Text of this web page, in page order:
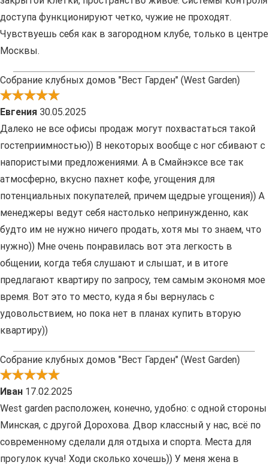
доступа функционируют четко, чужие не проходят.
Чувствуешь себя как в загородном клубе, только в центре
Москвы.
Собрание клубных домов "Вест Гарден" (West Garden)
Евгения 30.05.2025
Далеко не все офисы продаж могут похвастаться такой
гостеприимностью)) В некоторых вообще с ног сбивают с
напористыми предложениями. А в Смайнэксе все так
атмосферно, вкусно пахнет кофе, угощения для
потенциальных покупателей, причем щедрые угощения)) А
менеджеры ведут себя настолько непринужденно, как
будто им не нужно ничего продать, хотя мы то знаем, что
нужно)) Мне очень понравилась вот эта легкость в
общении, когда тебя слушают и слышат, и в итоге
предлагают квартиру по запросу, тем самым экономя мое
время. Вот это то место, куда я бы вернулась с
удовольствием, но пока нет в планах купить вторую
квартиру))
Собрание клубных домов "Вест Гарден" (West Garden)
Иван 17.02.2025
West garden расположен, конечно, удобно: с одной стороны
Минская, с другой Дорохова. Двор классный у нас, всё по
современному сделали для отдыха и спорта. Места для
прогулок куча! Ходи сколько хочешь)) У меня жена в